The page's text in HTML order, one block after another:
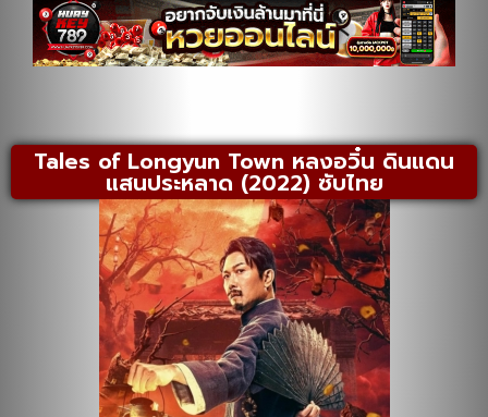
Tales of Longyun Town หลงอวิ๋น ดินแดน
แสนประหลาด (2022) ซับไทย